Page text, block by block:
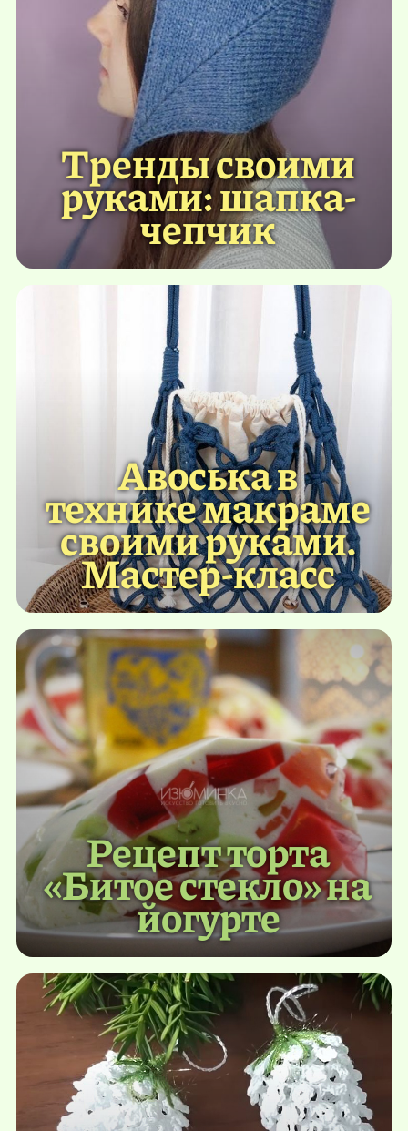
Тренды своими
руками: шапка-
чепчик
Авоська в
технике макраме
своими руками.
Мастер-класс
Рецепт торта
«Битое стекло» на
йогурте